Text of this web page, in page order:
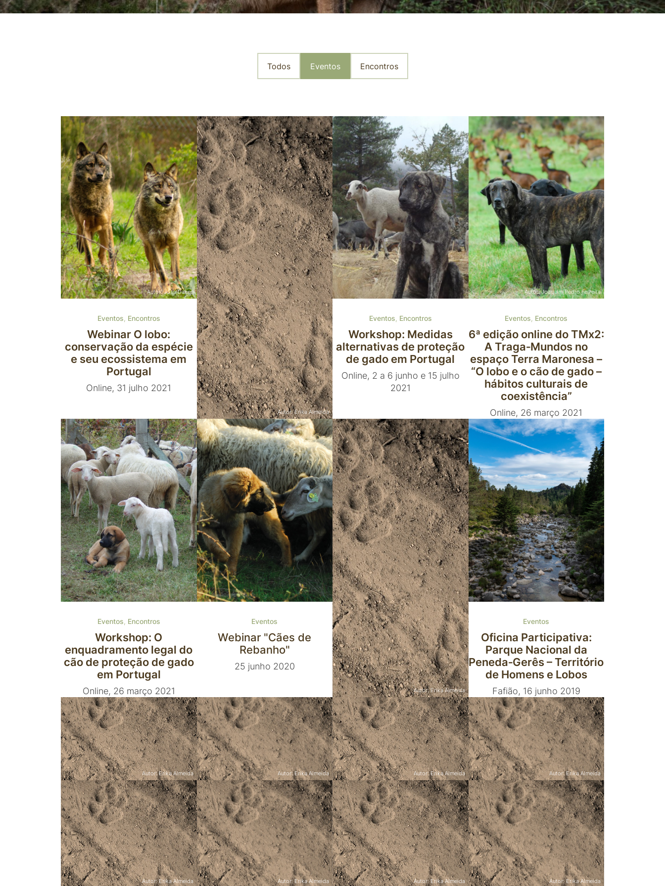
Todos Eventos Encontros
Autor: Josu Daken
Eventos, Encontros
Webinar O lobo:
conservação da espécie
e seu ecossistema em
Portugal
Online, 31 julho 2021
Autor: Erika Almeida
Eventos
7th Canine Science Forum
6-9 julho 2021
Eventos, Encontros
Workshop: Medidas
alternativas de proteção
de gado em Portugal
Online, 2 a 6 junho e 15 julho
2021
Autor: Joaquim Pedro Ferreira
Eventos, Encontros
6ª edição online do TMx2:
A Traga‑Mundos no
espaço Terra Maronesa –
“O lobo e o cão de gado –
hábitos culturais de
coexistência”
Online, 26 março 2021
Eventos, Encontros
Workshop: O
enquadramento legal do
cão de proteção de gado
em Portugal
Online, 26 março 2021
Eventos
Webinar "Cães de
Rebanho"
25 junho 2020
Autor: Erika Almeida
Eventos
Festival Aldeia de Lobos
Fafião, 28-29 junho 2019
Eventos
Oficina Participativa:
Parque Nacional da
Peneda‑Gerês – Território
de Homens e Lobos
Fafião, 16 junho 2019
Autor: Erika Almeida
Eventos
10ª Exposição Canina
Nacional do Fundão
Fundão, 2 março 2019
Autor: Erika Almeida
Eventos
1ª Jornadas de Inovação
e Valorização das Raças
Autóctones
Fundão, 22-23 fevereiro 2019
Autor: Erika Almeida
Eventos
Inauguração da Casa da
Biodiversidade
Castanheira, Paredes de Coura,
8 fevereiro de 2019
Autor: Erika Almeida
Eventos
Sessão de apresentação
dos resultados do Projeto
LIFE MedWolf
Sabugal, 7 fevereiro 2019
Autor: Erika Almeida Autor: Erika Almeida Autor: Erika Almeida Autor: Erika Almeida